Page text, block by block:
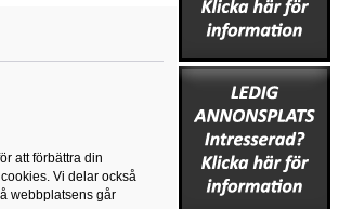
att förbättra din
Vi delar också
webbplatsens går